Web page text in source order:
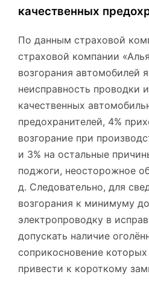
качественных
По данным страховой
страховой компании
возгорания автомобилей
неисправность проводки
качественных
предохранителей, 4%
возгорание при
и 3% на остальные
поджоги, неосторожное
д. Следовательно, для
возгорания к минимуму
электропроводку в
допускать наличие
соприкосновение
привести к короткому